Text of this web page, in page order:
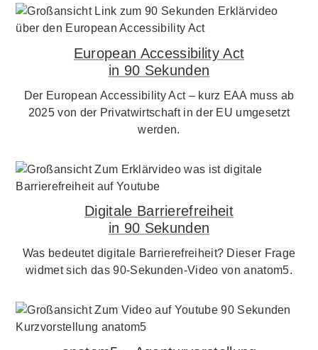
European Accessibility Act
in 90 Sekunden
Der European Accessibility Act – kurz EAA muss ab
2025 von der Privatwirtschaft in der EU umgesetzt
werden.
Digitale Barrierefreiheit
in 90 Sekunden
Was bedeutet digitale Barrierefreiheit? Dieser Frage
widmet sich das 90-Sekunden-Video von anatom5.